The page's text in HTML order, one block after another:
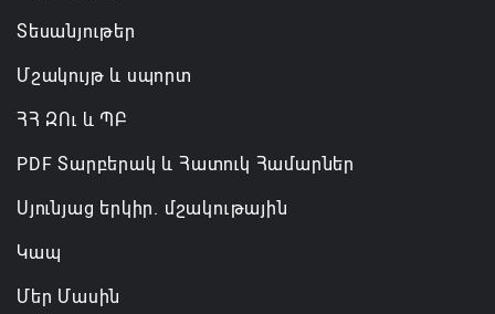
Տեսանյութեր
Մշակույթ և սպորտ
ՀՀ ԶՈւ և ՊԲ
PDF Տարբերակ և Հատուկ Համարներ
Սյունյաց երկիր. մշակութային
Կապ
Մեր Մասին